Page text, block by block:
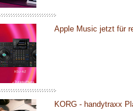
Apple Music jetzt für
KORG - handytraxx